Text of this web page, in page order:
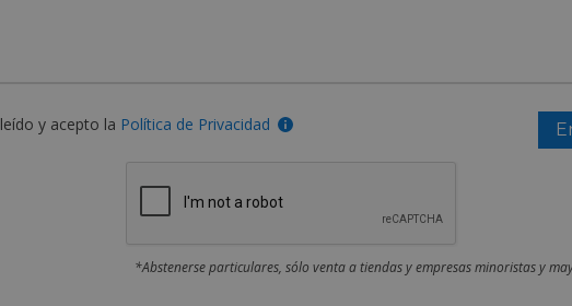
y acepto la Política de Privacidad
*Abstenerse particulares, sólo venta a tiendas y empresas minoristas y